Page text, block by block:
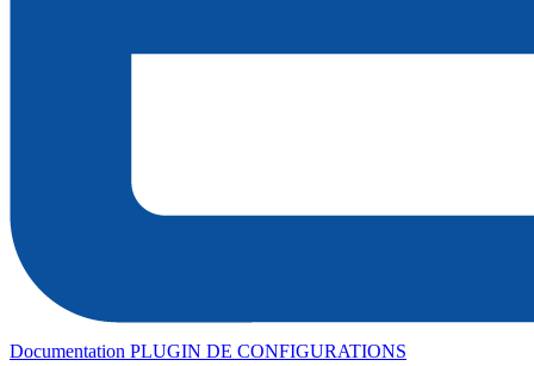
Documentation PLUGIN DE CONFIGURATIONS